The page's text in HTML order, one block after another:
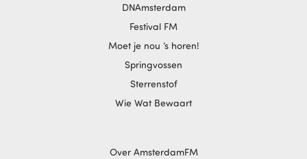
DNAmsterdam
Festival FM
Moet je nou ‘s horen!
Springvossen
Sterrenstof
Wie Wat Bewaart
Over AmsterdamFM